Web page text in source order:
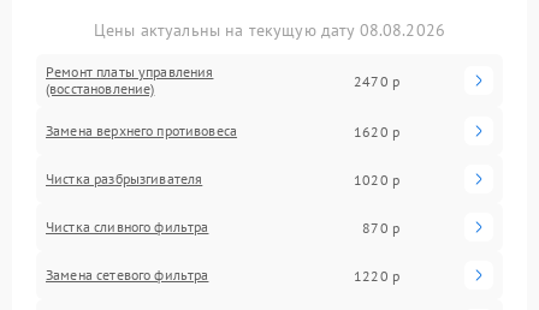
Цены актуальны на текущую дату 08.08.2026
Ремонт платы управления
(восстановление)
2470 р
Замена верхнего противовеса 1620 р
Чистка разбрызгивателя 1020 р
Чистка сливного фильтра 870 р
Замена сетевого фильтра 1220 р